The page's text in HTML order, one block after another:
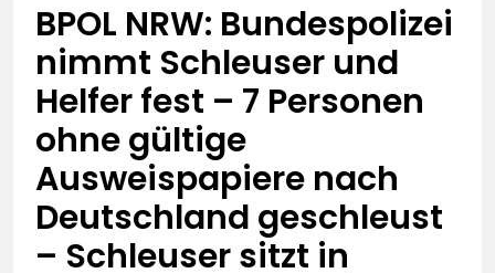
BPOL NRW: Bundespolizei
nimmt Schleuser und
Helfer fest – 7 Personen
ohne gültige
Ausweispapiere nach
Deutschland geschleust
– Schleuser sitzt in